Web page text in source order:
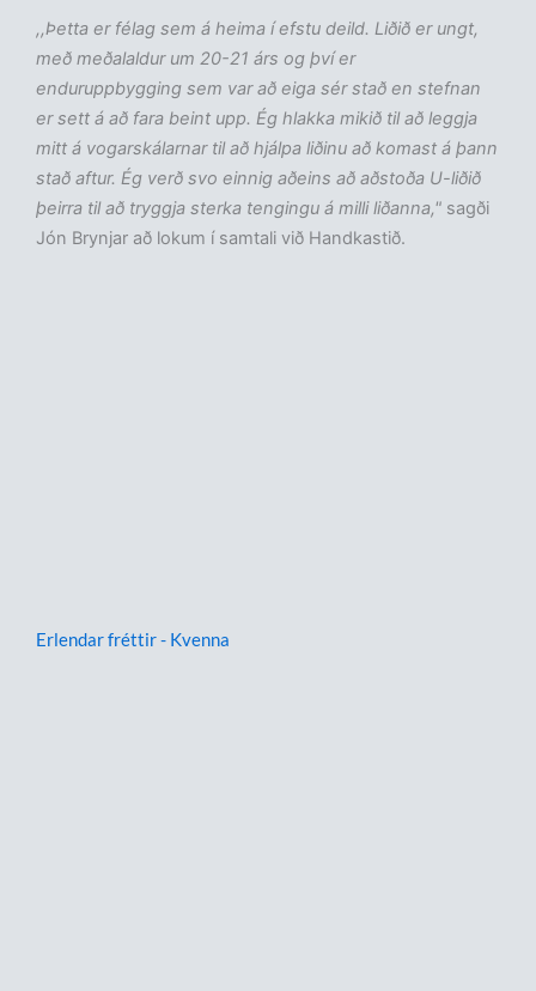
,,Þetta er félag sem á heima í efstu deild. Liðið er ungt,
með meðalaldur um 20-21 árs og því er
enduruppbygging sem var að eiga sér stað en stefnan
er sett á að fara beint upp. Ég hlakka mikið til að leggja
mitt á vogarskálarnar til að hjálpa liðinu að komast á þann
stað aftur. Ég verð svo einnig aðeins að aðstoða U-liðið
þeirra til að tryggja sterka tengingu á milli liðanna," sagði
Jón Brynjar að lokum í samtali við Handkastið.
Erlendar fréttir - Kvenna